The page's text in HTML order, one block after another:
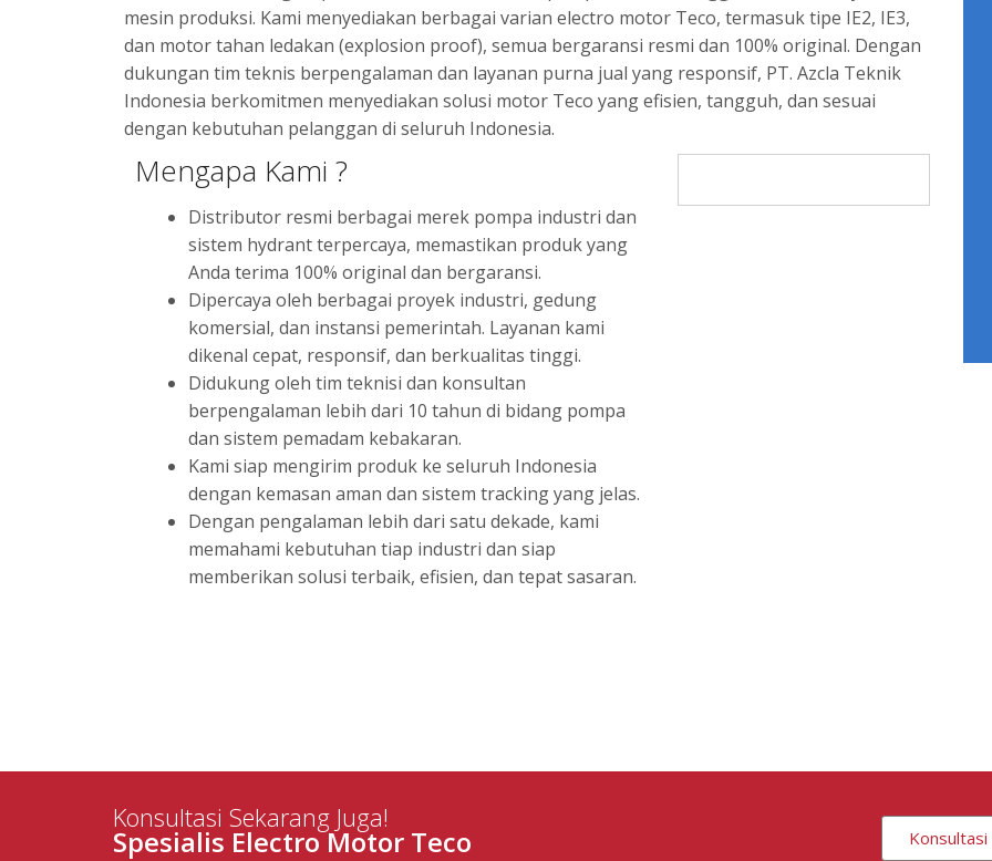
mesin produksi. Kami menyediakan berbagai varian electro motor Teco, termasuk tipe IE2, IE3,
dan motor tahan ledakan (explosion proof), semua bergaransi resmi dan 100% original. Dengan
dukungan tim teknis berpengalaman dan layanan purna jual yang responsif, PT. Azcla Teknik
Indonesia berkomitmen menyediakan solusi motor Teco yang efisien, tangguh, dan sesuai
dengan kebutuhan pelanggan di seluruh Indonesia.
Mengapa Kami ?
Distributor resmi berbagai merek pompa industri dan
sistem hydrant terpercaya, memastikan produk yang
Anda terima 100% original dan bergaransi.
Dipercaya oleh berbagai proyek industri, gedung
komersial, dan instansi pemerintah. Layanan kami
dikenal cepat, responsif, dan berkualitas tinggi.
Didukung oleh tim teknisi dan konsultan
berpengalaman lebih dari 10 tahun di bidang pompa
dan sistem pemadam kebakaran.
Kami siap mengirim produk ke seluruh Indonesia
dengan kemasan aman dan sistem tracking yang jelas.
Dengan pengalaman lebih dari satu dekade, kami
memahami kebutuhan tiap industri dan siap
memberikan solusi terbaik, efisien, dan tepat sasaran.
Konsultasi Sekarang Juga!
Spesialis Electro Motor Teco Konsultasi